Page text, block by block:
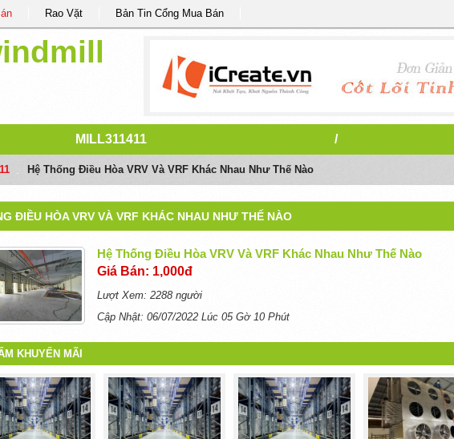
Rao Vặt Bản Tin Cổng Mua Bán
MILL311411 /
Hệ Thống Điều Hòa VRV Và VRF Khác Nhau Như Thế Nào
ĐIỀU HÒA VRV VÀ VRF KHÁC NHAU NHƯ THẾ NÀO
Hệ Thống Điều Hòa VRV Và VRF Khác Nhau Như Thế Nào
Giá Bán: 1,000đ
Lượt Xem: 2288 người
Cập Nhật: 06/07/2022 Lúc 05 Gờ 10 Phút
KHUYẾN MÃI